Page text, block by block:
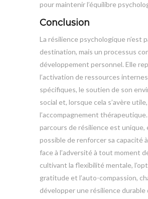
pour maintenir l’équilibre
Conclusion
La résilience psychologique n’est
destination, mais un processus
développement personnel. Elle
l’activation de ressources internes
spécifiques, le soutien de son
social et, lorsque cela s’avère utile,
l’accompagnement
parcours de résilience est unique,
possible de renforcer sa capacité
face à l’adversité à tout moment
cultivant la flexibilité mentale,
gratitude et l’auto-compassion,
développer une résilience durable